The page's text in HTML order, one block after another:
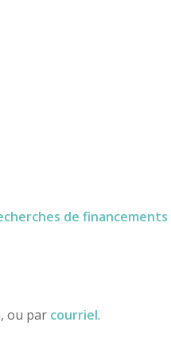
de financements
ou par courriel.